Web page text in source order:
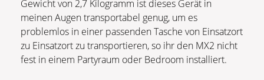
Gewicht von 2,7 Kilogramm ist dieses Gerät in
meinen Augen transportabel genug, um es
problemlos in einer passenden Tasche von Einsatzort
zu Einsatzort zu transportieren, so ihr den MX2 nicht
fest in einem Partyraum oder Bedroom installiert.